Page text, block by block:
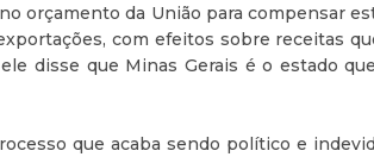
orçamento da União para compensar
com efeitos sobre receitas
disse que Minas Gerais é o estado
que acaba sendo político e